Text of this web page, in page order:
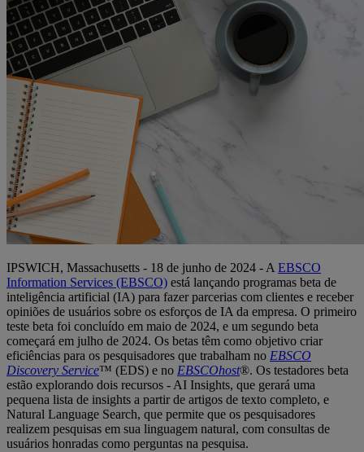
IPSWICH, Massachusetts - 18 de junho de 2024 - A EBSCO
Information Services (EBSCO) está lançando programas beta de
inteligência artificial (IA) para fazer parcerias com clientes e receber
opiniões de usuários sobre os esforços de IA da empresa. O primeiro
teste beta foi concluído em maio de 2024, e um segundo beta
começará em julho de 2024. Os betas têm como objetivo criar
eficiências para os pesquisadores que trabalham no EBSCO
Discovery Service™ (EDS) e no EBSCOhost®. Os testadores beta
estão explorando dois recursos - AI Insights, que gerará uma
pequena lista de insights a partir de artigos de texto completo, e
Natural Language Search, que permite que os pesquisadores
realizem pesquisas em sua linguagem natural, com consultas de
usuários honradas como perguntas na pesquisa.